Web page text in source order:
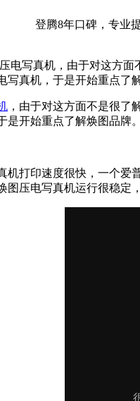
登腾8年口碑，专业
电写真机，由于对这方
真机，于是开始重点了
，由于对这方面不是很了
是开始重点了解焕图品牌。
打印速度很快，一个爱
压电写真机运行很稳定